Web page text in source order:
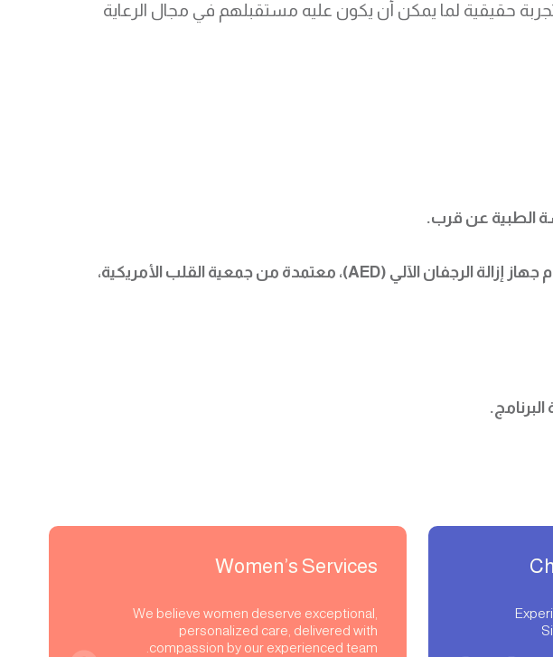
حقيقية لما يمكن أن يكون عليه مستقبلهم في مجال الرعاية
الطبية عن قرب.
جمعية القلب الأمريكية،
Women’s Services
We believe women deserve exceptional,
personalized care, delivered with
compassion by our experienced team.